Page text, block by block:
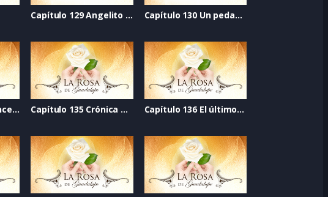
Capítulo 129 Angelito de mi guarda Capítulo 130 Un pedazo de vida
Capítulo 134 La princesa luna Capítulo 135 Crónica de la esperanza Capítulo 136 El último grito